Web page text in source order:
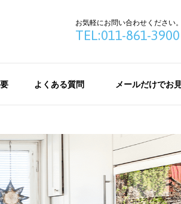
お気軽にお問い合わせください。
TEL:011-861-3900
よくある質問 メールだけでお